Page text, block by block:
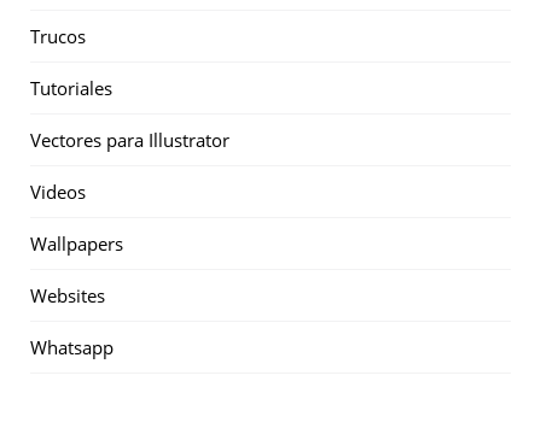
Trucos
Tutoriales
Vectores para Illustrator
Videos
Wallpapers
Websites
Whatsapp